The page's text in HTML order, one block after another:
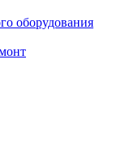
оборудования